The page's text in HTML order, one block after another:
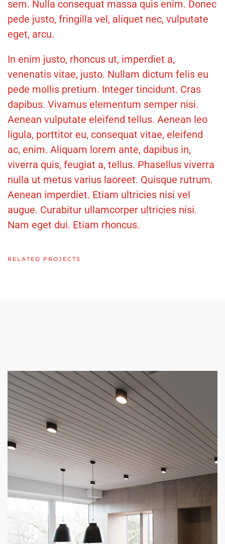
sem. Nulla consequat massa quis enim. Donec
pede justo, fringilla vel, aliquet nec, vulputate
eget, arcu.
In enim justo, rhoncus ut, imperdiet a,
venenatis vitae, justo. Nullam dictum felis eu
pede mollis pretium. Integer tincidunt. Cras
dapibus. Vivamus elementum semper nisi.
Aenean vulputate eleifend tellus. Aenean leo
ligula, porttitor eu, consequat vitae, eleifend
ac, enim. Aliquam lorem ante, dapibus in,
viverra quis, feugiat a, tellus. Phasellus viverra
nulla ut metus varius laoreet. Quisque rutrum.
Aenean imperdiet. Etiam ultricies nisi vel
augue. Curabitur ullamcorper ultricies nisi.
Nam eget dui. Etiam rhoncus.
RELATED PROJECTS